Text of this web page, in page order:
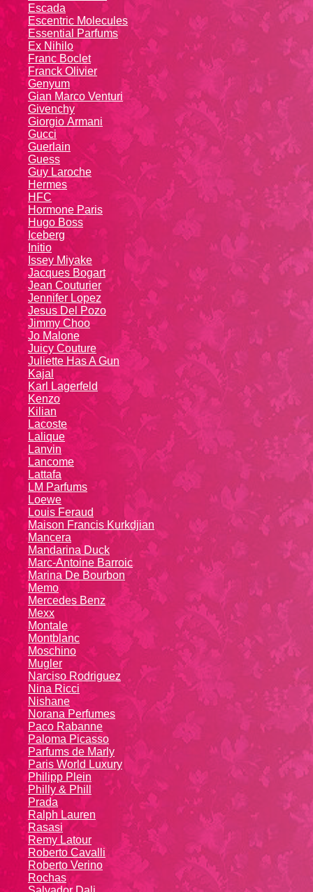
Escada
Escentric Molecules
Essential Parfums
Ex Nihilo
Franc Boclet
Franck Olivier
Genyum
Gian Marco Venturi
Givenchy
Giоrgio Аrmаni
Gucci
Guerlain
Guess
Guy Laroche
Hermes
HFC
Hormone Paris
Hugo Boss
Iceberg
Initio
Issey Miyake
Jacques Bogart
Jean Couturier
Jennifer Lopez
Jesus Del Pozo
Jimmy Choo
Jo Malone
Juicy Couture
Juliette Has A Gun
Kajal
Karl Lagerfeld
Kenzo
Kiliаn
Lacoste
Lalique
Lanvin
Lanсоmе
Lattafa
LM Parfums
Loewe
Louis Feraud
Maison Francis Kurkdjian
Mancera
Mandarina Duck
Marc-Antoine Barroic
Marina De Bourbon
Memo
Mercedes Benz
Mexx
Montale
Montblanc
Moschino
Mugler
Narciso Rodriguez
Nina Ricci
Nishane
Norana Perfumes
Paco Rabanne
Paloma Picasso
Parfums de Marly
Paris World Luxury
Philipp Plein
Philly & Phill
Prada
Ralph Lauren
Rasasi
Remy Latour
Roberto Cavalli
Roberto Verino
Rochas